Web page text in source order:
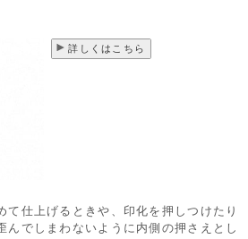
詳しくはこちら
て仕上げるときや、印化を押しつけたり
んでしまわないように内側の押さえとし